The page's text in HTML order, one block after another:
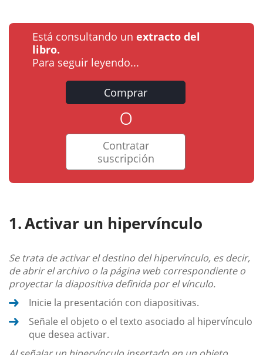
Está consultando un extracto del
libro.
Para seguir leyendo...
Comprar
o
Contratar
suscripción
Activar un hipervínculo
Se trata de activar el destino del hipervínculo, es decir,
de abrir el archivo o la página web correspondiente o
proyectar la diapositiva definida por el vínculo.
Inicie la presentación con diapositivas.
Señale el objeto o el texto asociado al hipervínculo
que desea activar.